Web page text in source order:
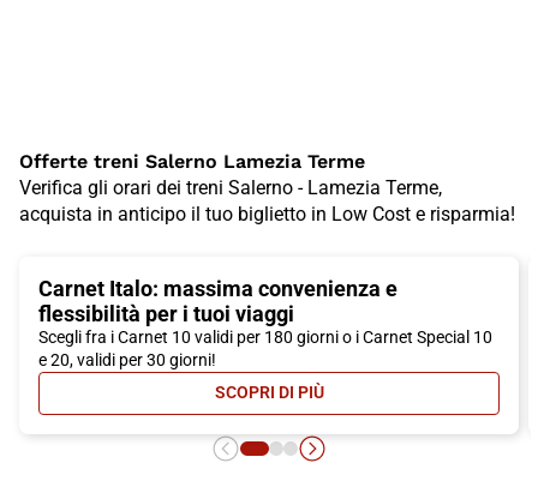
Offerte treni Salerno Lamezia Terme
Verifica gli orari dei treni Salerno - Lamezia Terme,
acquista in anticipo il tuo biglietto in Low Cost e risparmia!
Carnet Italo: massima convenienza e
flessibilità per i tuoi viaggi
Scegli fra i Carnet 10 validi per 180 giorni o i Carnet Special 10
e 20, validi per 30 giorni!
SCOPRI DI PIÙ- CARNET ITALO: MASSIMA